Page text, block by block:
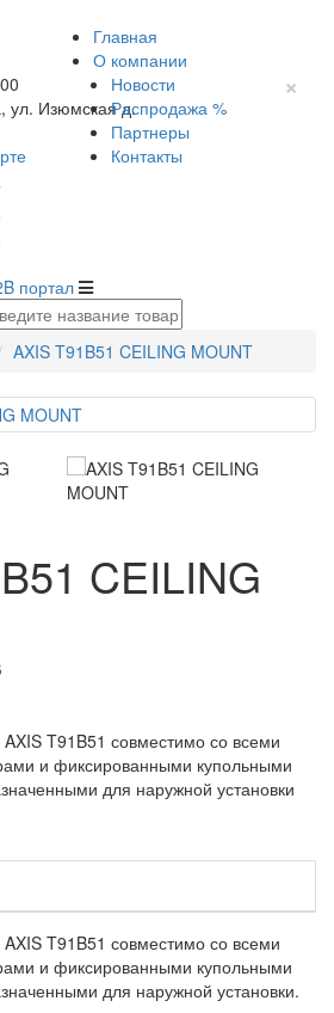
ул. Изюмская д.
×
Главная
О компании
Новости
Распродажа %
Партнеры
Контакты
портал
AXIS T91B51 CEILING MOUNT
CEILING
T91B51 совместимо со всеми
и фиксированными купольными
для наружной установки
T91B51 совместимо со всеми
и фиксированными купольными
для наружной установки.